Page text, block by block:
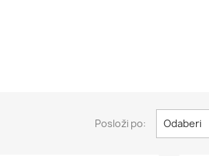
Posloži po: Odaberi